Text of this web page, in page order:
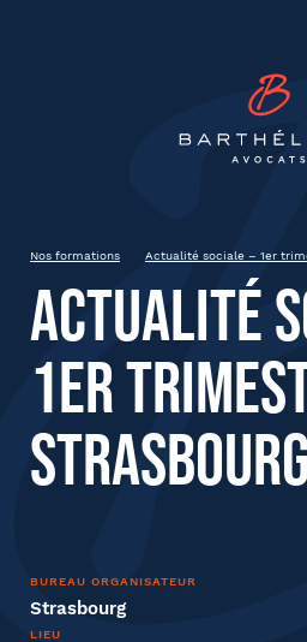
Nos formations Actualité sociale – 1er
Actualité
1er
Strasbourg
BUREAU ORGANISATEUR
Strasbourg
LIEU
Actualité sociale
de 9h à 13h
État civil
Prénom